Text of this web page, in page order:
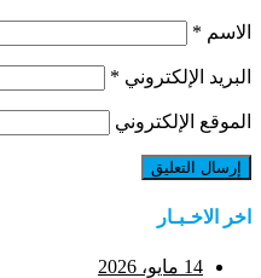
الاسم *
البريد الإلكتروني *
الموقع الإلكتروني
اخر الاخـبـار
14 مايو، 2026